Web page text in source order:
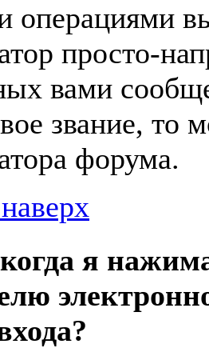
просто-
вами
звание, то
форума.
я